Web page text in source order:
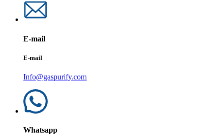
E-mail
E-mail
Info@gaspurify.com
Whatsapp